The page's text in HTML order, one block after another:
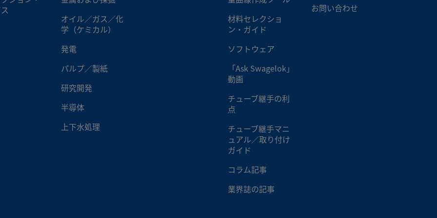
3/8 インチ 3/8 インチ
3/8 インチ 3/8 インチ
3/8 インチ
3/8 インチ
3/8 インチ
オイル／ガス／化
学（ケミカル）
発電
パルプ／製紙
研究開発
半導体
上下水処理
材料セレクショ
ン・ガイド
ソフトウェア
「Ask Swagelok」
動画
チューブ継手の利
点
チューブ継手マニ
ュアル／取り付け
ガイド
コラム記事
業界誌の記事
お問い合わせ